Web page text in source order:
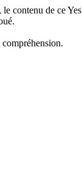
contenu de ce